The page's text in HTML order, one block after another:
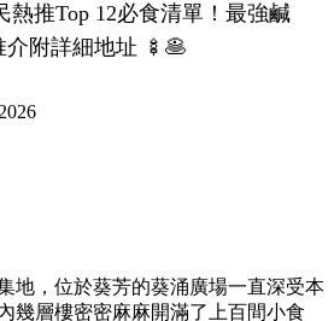
熱推Top 12必食清單！最強鹹
介附詳細地址 🍢🥞
地，位於葵芳的葵涌廣場一直深受本
幾層樓密密麻麻開滿了上百間小食